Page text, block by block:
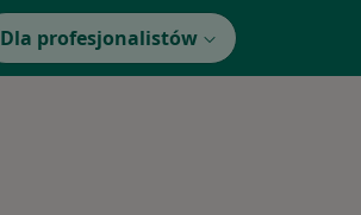
Dla profesjonalistów